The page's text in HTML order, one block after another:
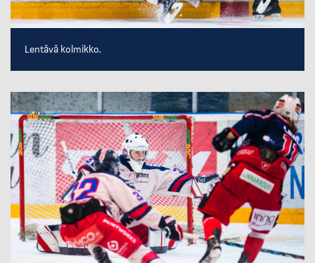
Lentävä kolmikko.